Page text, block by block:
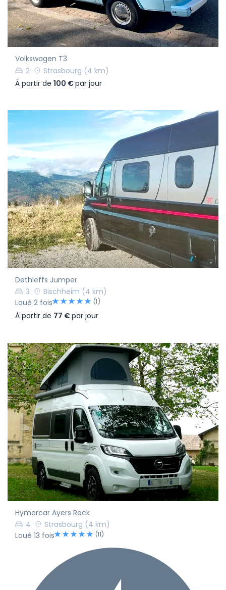
Volkswagen T3
2
Strasbourg (4 km)
À partir de 100 €par jour
Dethleffs Jumper
3
Bischheim (4 km)
Loué 2 fois
(1)
À partir de 77 €par jour
Hymercar Ayers Rock
4
Strasbourg (4 km)
Loué 13 fois
(11)